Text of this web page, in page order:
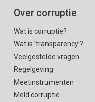
Over corruptie
Wat is corruptie?
Wat is ’transparency’?
Veelgestelde vragen
Regelgeving
Meetinstrumenten
Meld corruptie